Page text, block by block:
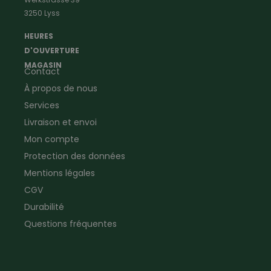
Vêtements d'ouvrier
Ramoneur
Vêtements de signalisation
Jardinage
Plombier
Electricien
Vêtements d'entreprise
3250 Lyss
HEURES
D'OUVERTURE
MAGASIN
Contact
À propos de nous
Services
Livraison et envoi
Mon compte
Protection des données
Mentions légales
CGV
Durabilité
Questions fréquentes